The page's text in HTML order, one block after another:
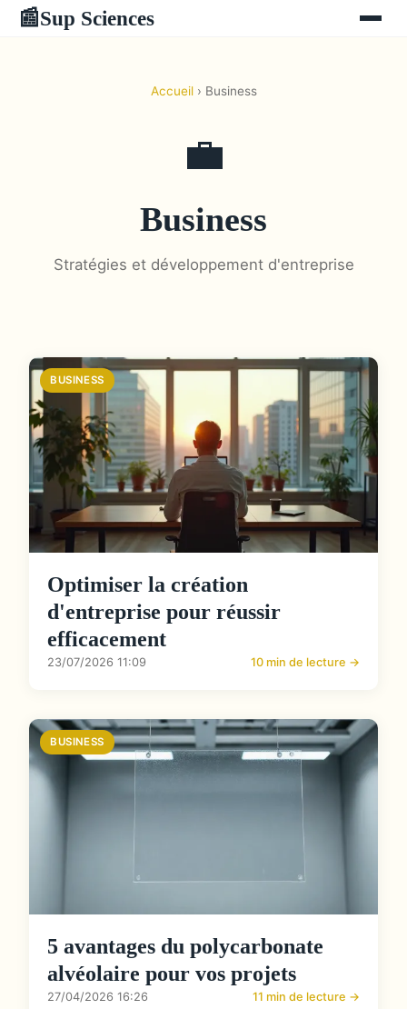
📰Sup Sciences
Accueil› Business
💼
Business
Stratégies et développement d'entreprise
BUSINESS
Optimiser la création
d'entreprise pour réussir
efficacement
23/07/2026 11:09 10 min de lecture →
BUSINESS
5 avantages du polycarbonate
alvéolaire pour vos projets
27/04/2026 16:26 11 min de lecture →